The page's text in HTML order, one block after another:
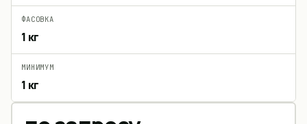
ФАСОВКА
1 кг
МИНИМУМ
1 кг